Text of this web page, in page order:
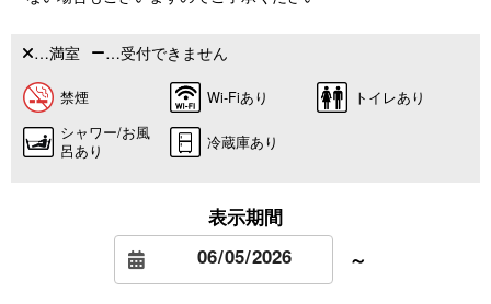
…満室 …受付できません
禁煙 Wi-Fiあり
トイレあり
シャワー/お風
呂あり
冷蔵庫あり
表示期間
～